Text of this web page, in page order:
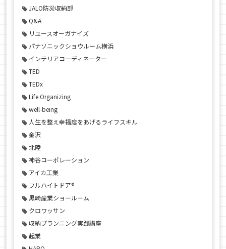
JALO防災収納部
Q&A
リユースオーガナイズ
パナソニックショウルーム横浜
インテリアコーディネーター
TED
TEDx
Life Organizing
well-being
人生を整え幸福度をあげるライフスキル
金沢
北陸
神谷コーポレーション
アイカ工業
フルハイトドア®
黒崎産業ショールーム
クロワッサン
収納プランニング実践講座
起業